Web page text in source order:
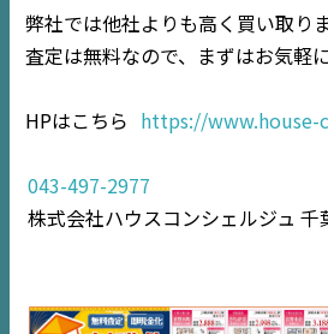
EVENT
住宅情報誌ミッ
内房エリ
弊社では他社よりも高く買い取りま
査定は無料なので、まずはお気軽
HPはこちら https://www.house-
043-497-2977
株式会社ハウスコンシェルジュ 千